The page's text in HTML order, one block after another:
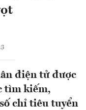
điện tử được
tìm kiếm,
chỉ tiêu tuyển